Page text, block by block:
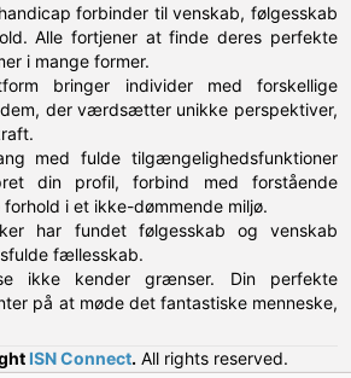
forbinder til venskab, følgesskab
Alle fortjener at finde deres perfekte
i mange former.
bringer individer med forskellige
der værdsætter unikke perspektiver,
med fulde tilgængelighedsfunktioner
din profil, forbind med forstående
i et ikke-dømmende miljø.
har fundet følgesskab og venskab
fællesskab.
ikke kender grænser. Din perfekte
på at møde det fantastiske menneske,
ISN Connect. All rights reserved.